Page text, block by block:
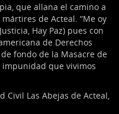
que allana el camino a
de Acteal. “Me oy
Hay Paz) pues con
de Derechos
fondo de la Masacre de
impunidad que vivimos
Civil Las Abejas de Acteal,